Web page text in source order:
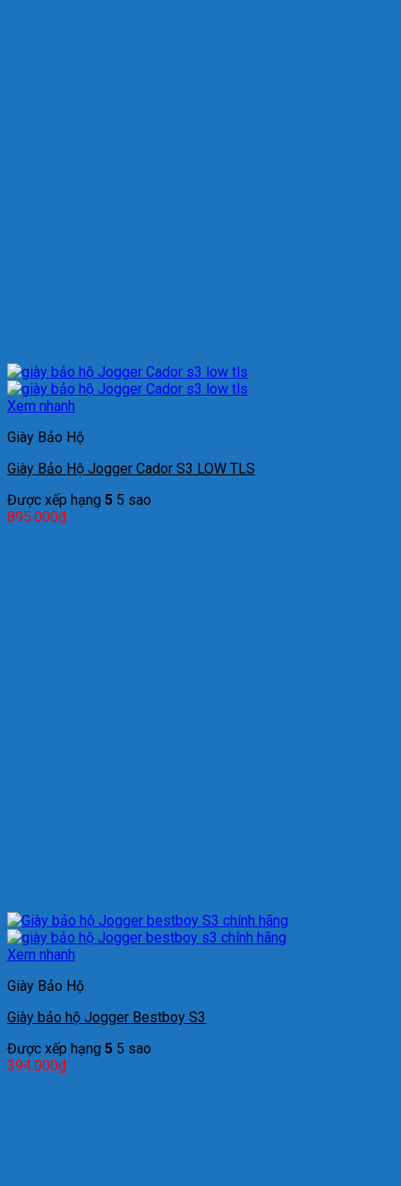
Xem nhanh
Giày Bảo Hộ
Giày Bảo Hộ Jogger Cador S3 LOW TLS
Được xếp hạng 5 5 sao
895.000₫
Xem nhanh
Giày Bảo Hộ
Giày bảo hộ Jogger Bestboy S3
Được xếp hạng 5 5 sao
394.000₫